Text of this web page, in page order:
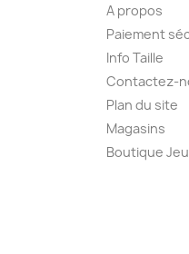
A propos
Paiement
Info Taille
Contactez-
Plan du site
Magasins
Boutique